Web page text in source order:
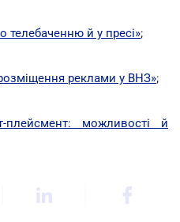
й у пресі»;
реклами у ВНЗ»;
плейсмент: можливості й